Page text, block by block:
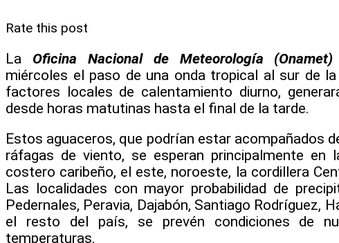
Rate this post
La Oficina Nacional de Meteorología (Onamet)
miércoles el paso de una onda tropical al sur de
factores locales de calentamiento diurno,
desde horas matutinas hasta el final de la tarde.
Estos aguaceros, que podrían estar acompañados
ráfagas de viento, se esperan principalmente en
costero caribeño, el este, noroeste, la cordillera
Las localidades con mayor probabilidad de
Pedernales, Peravia, Dajabón, Santiago Rodríguez,
el resto del país, se prevén condiciones de
temperaturas.